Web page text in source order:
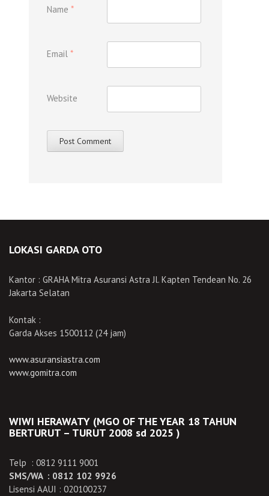
Name *
Email *
Website
LOKASI GARDA OTO
Kantor : GRAHA Mitra Asuransi Astra Jl. Kapten Tendean No. 26
Jakarta Selatan
Kontak :
Garda Akses 1500112 (24 jam)
www.asuransiastra.com
www.gomitra.com
WIWI HERAWATY (MGO OF THE YEAR 18 TAHUN
BERTURUT – TURUT 2008 sd 2025 )
Telp : 0812 9111 9001
SMS/WA : 0812 102 9926
Lisensi AAUI : 020100237